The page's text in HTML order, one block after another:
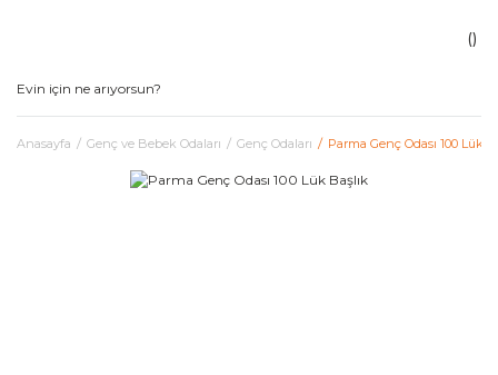
Anasayfa Genç ve Bebek Odaları Genç Odaları Parma Genç Odası 100 Lük